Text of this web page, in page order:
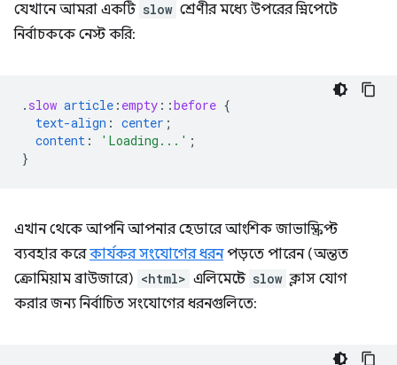
যেখানে আমরা একটি slow শ্রেণীর মধ্যে উপরের স্নিপেটে
নির্বাচককে নেস্ট করি:
. slow article : empty ::before {
text-align : center ;
content : 'Loading...' ;
}
এখান থেকে আপনি আপনার হেডারে আংশিক জাভাস্ক্রিপ্ট
ব্যবহার করেকার্যকর সংযোগের ধরনপড়তে পারেন (অন্তত
ক্রোমিয়াম ব্রাউজারে) <html> এলিমেন্টে slow ক্লাস যোগ
করার জন্য নির্বাচিত সংযোগের ধরনগুলিতে: